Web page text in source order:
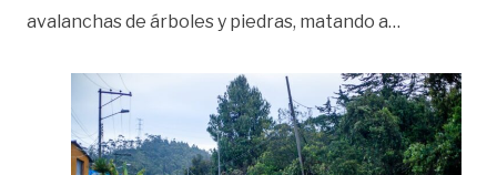
avalanchas de árboles y piedras, matando a…